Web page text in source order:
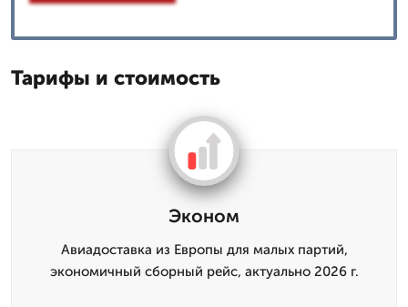
Тарифы и стоимость
Эконом
Авиадоставка из Европы для малых партий,
экономичный сборный рейс, актуально 2026 г.